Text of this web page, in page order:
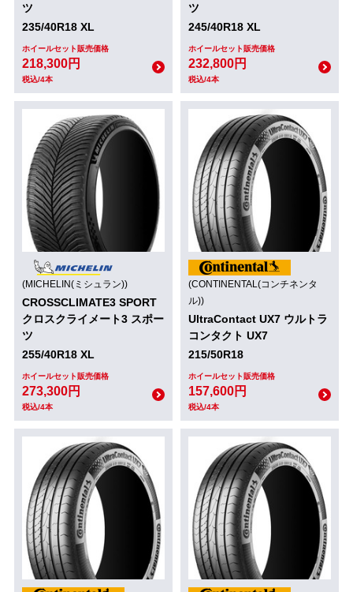
ツ
235/40R18 XL
ホイールセット販売価格
218,300円
税込/4本
ツ
245/40R18 XL
ホイールセット販売価格
232,800円
税込/4本
(MICHELIN(ミシュラン))
CROSSCLIMATE3 SPORT
クロスクライメート3 スポー
ツ
255/40R18 XL
ホイールセット販売価格
273,300円
税込/4本
(CONTINENTAL(コンチネンタ
ル))
UltraContact UX7 ウルトラ
コンタクト UX7
215/50R18
ホイールセット販売価格
157,600円
税込/4本